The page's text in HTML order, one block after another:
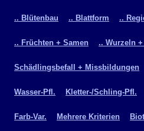
.. Blütenbau .. Blattform ..
.. Früchten + Samen .. Wurzeln
Schädlingsbefall + Missbildungen
Wasser-Pfl. Kletter-/Schling-Pfl.
Farb-Var. Mehrere Kriterien